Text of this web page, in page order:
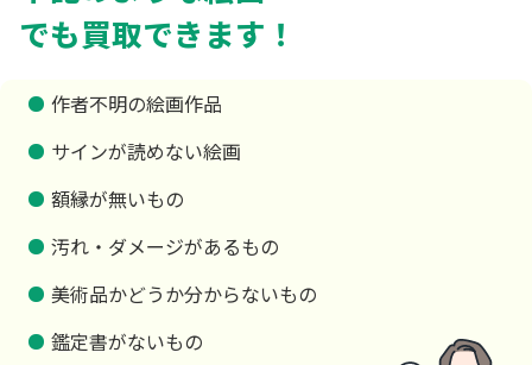
でも買取できます！
作者不明の絵画作品
サインが読めない絵画
額縁が無いもの
汚れ・ダメージがあるもの
美術品かどうか分からないもの
鑑定書がないもの